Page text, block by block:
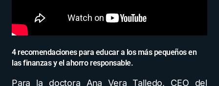
4 recomendaciones para educar a los más pequeños en
las finanzas y el ahorro responsable.
Para la doctora Ana Vera Talledo, CEO del